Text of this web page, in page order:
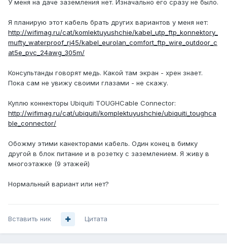
У меня на даче заземления нет. Изначально его сразу не было.
Я планирую этот кабель брать других вариантов у меня нет:
http://wifimag.ru/cat/komlektuyushchie/kabel_utp_ftp_konnektory_
mufty_waterproof_rj45/kabel_eurolan_comfort_ftp_wire_outdoor_c
at5e_pvc_24awg_305m/
Консультанды говорят медь. Какой там экран - хрен знает.
Пока сам не увижу своими глазами - не скажу.
Куплю коннекторы Ubiquiti TOUGHCable Connector:
http://wifimag.ru/cat/ubiquiti/komplektuyushchie/ubiquiti_toughca
ble_connector/
Обожму этими канекторами кабель. Один конец в бимку
другой в блок питание и в розетку с заземлением. Я живу в
многоэтажке (9 этажей)
Нормальный вариант или нет?
Вставить ник Цитата